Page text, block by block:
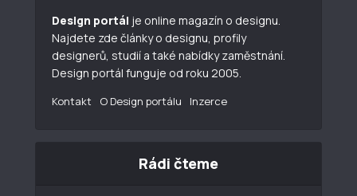
Design portál je online magazín o designu.
Najdete zde články o designu, profily
designerů, studií a také nabídky zaměstnání.
Design portál funguje od roku 2005.
Kontakt O Design portálu Inzerce
Rádi čteme